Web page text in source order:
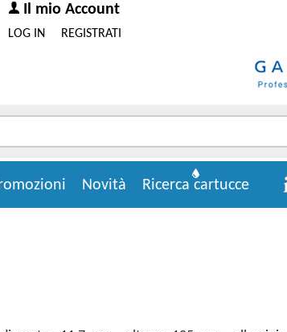
Il mio Account
REGISTRATI
LOG IN
Ricerca cartucce
Novità